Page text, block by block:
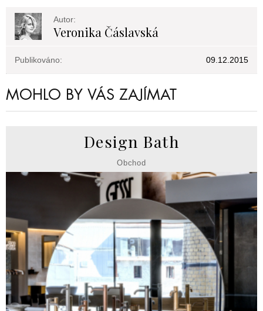
Autor:
Veronika Čáslavská
Publikováno: 09.12.2015
MOHLO BY VÁS ZAJÍMAT
Design Bath
Obchod